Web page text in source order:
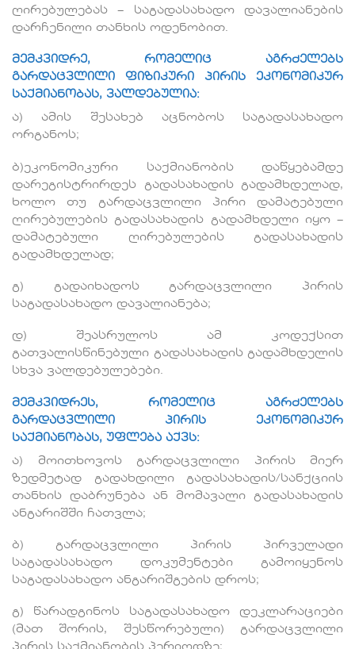
ღირებულებას − საგადასახადო დავალიანების
დარჩენილი თანხის ოდენობით.
მემკვიდრე, რომელიც აგრძელებს
გარდაცვლილი ფიზიკური პირის ეკონომიკურ
საქმიანობას, ვალდებულია:
ა) ამის შესახებ აცნობოს საგადასახადო
ორგანოს;
ბ)ეკონომიკური საქმიანობის დაწყებამდე
დარეგისტრირდეს გადასახადის გადამხდელად,
ხოლო თუ გარდაცვლილი პირი დამატებული
ღირებულების გადასახადის გადამხდელი იყო −
დამატებული ღირებულების გადასახადის
გადამხდელად;
გ) გადაიხადოს გარდაცვლილი პირის
საგადასახადო დავალიანება;
დ) შეასრულოს ამ კოდექსით
გათვალისწინებული გადასახადის გადამხდელის
სხვა ვალდებულებები.
მემკვიდრეს, რომელიც აგრძელებს
გარდაცვლილი პირის ეკონომიკურ
საქმიანობას, უფლება აქვს:
ა) მოითხოვოს გარდაცვლილი პირის მიერ
ზედმეტად გადახდილი გადასახადის/სანქციის
თანხის დაბრუნება ან მომავალი გადასახადის
ანგარიშში ჩათვლა;
ბ) გარდაცვლილი პირის პირველადი
საგადასახადო დოკუმენტები გამოიყენოს
საგადასახადო ანგარიშგების დროს;
გ) წარადგინოს საგადასახადო დეკლარაციები
(მათ შორის, შესწორებული) გარდაცვლილი